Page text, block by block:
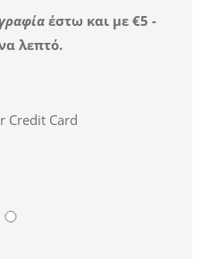
έστω και με €5 -
λεπτό.